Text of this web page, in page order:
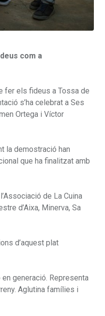
com a
fer els fideus a Tossa de
s’ha celebrat a Ses
Ortega i Víctor
la demostració han
que ha finalitzat amb
de La Cuina
d’Aixa, Minerva, Sa
d’aquest plat
generació. Representa
Aglutina famílies i